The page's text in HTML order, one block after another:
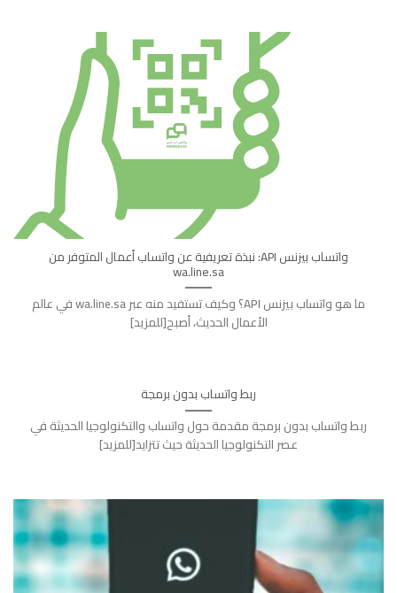
واتساب بيزنس API: نبذة تعريفية عن واتساب أعمال المتوفر من
wa.line.sa
ما هو واتساب بيزنس API؟ وكيف تستفيد منه عبر wa.line.sa في عالم
الأعمال الحديث، أصبح[للمزيد]
ربط واتساب بدون برمجة
ربط واتساب بدون برمجة مقدمة حول واتساب والتكنولوجيا الحديثة في
عصر التكنولوجيا الحديثة حيث تتزايد[للمزيد]